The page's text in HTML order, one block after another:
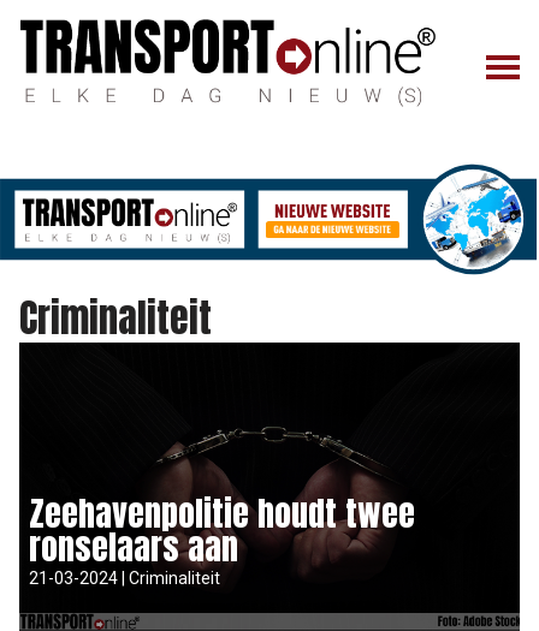
Criminaliteit
Zeehavenpolitie houdt twee
ronselaars aan
21-03-2024 | Criminaliteit